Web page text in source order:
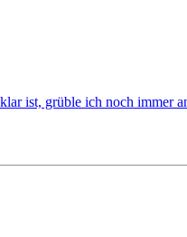
ist, grüble ich noch immer